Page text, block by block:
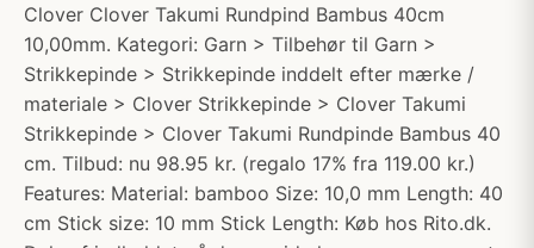
Clover Clover Takumi Rundpind Bambus 40cm
10,00mm. Kategori: Garn > Tilbehør til Garn >
Strikkepinde > Strikkepinde inddelt efter mærke /
materiale > Clover Strikkepinde > Clover Takumi
Strikkepinde > Clover Takumi Rundpinde Bambus 40
cm. Tilbud: nu 98.95 kr. (regalo 17% fra 119.00 kr.)
Features: Material: bamboo Size: 10,0 mm Length: 40
cm Stick size: 10 mm Stick Length: Køb hos Rito.dk.